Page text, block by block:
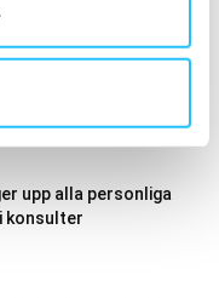
upp alla personliga
konsulter